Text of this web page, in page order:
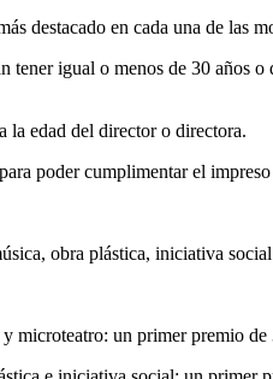
destacado en cada una de las
tener igual o menos de 30 años o
la edad del director o directora.
poder cumplimentar el
obra plástica, iniciativa
microteatro: un primer premio